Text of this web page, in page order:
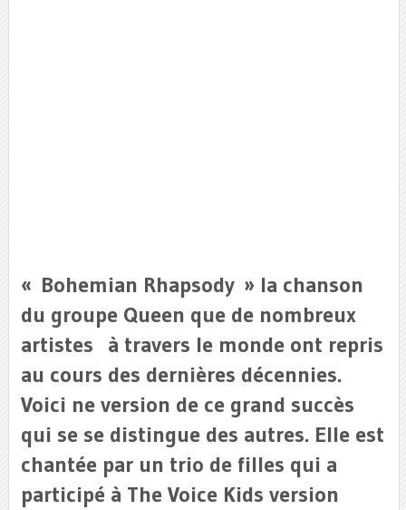
« Bohemian Rhapsody » la chanson
du groupe Queen que de nombreux
artistes à travers le monde ont repris
au cours des dernières décennies.
Voici ne version de ce grand succès
qui se se distingue des autres. Elle est
chantée par un trio de filles qui a
participé à The Voice Kids version